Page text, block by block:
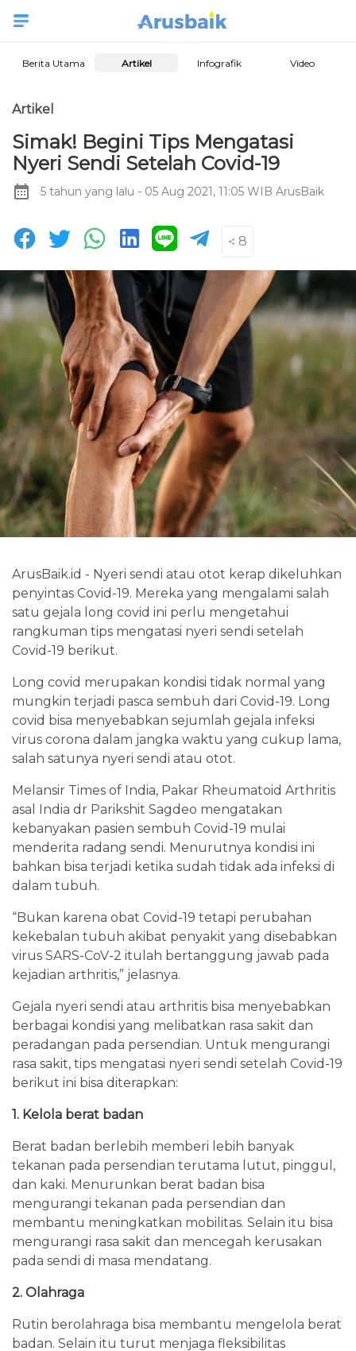
Berita Utama Artikel Infografik Video
Artikel
Simak! Begini Tips Mengatasi
Nyeri Sendi Setelah Covid-19
5 tahun yang lalu - 05 Aug 2021, 11:05 WIB ArusBaik
8
ArusBaik.id - Nyeri sendi atau otot kerap dikeluhkan
penyintas Covid-19. Mereka yang mengalami salah
satu gejala long covid ini perlu mengetahui
rangkuman tips mengatasi nyeri sendi setelah
Covid-19 berikut.
Long covid merupakan kondisi tidak normal yang
mungkin terjadi pasca sembuh dari Covid-19. Long
covid bisa menyebabkan sejumlah gejala infeksi
virus corona dalam jangka waktu yang cukup lama,
salah satunya nyeri sendi atau otot.
Melansir Times of India, Pakar Rheumatoid Arthritis
asal India dr Parikshit Sagdeo mengatakan
kebanyakan pasien sembuh Covid-19 mulai
menderita radang sendi. Menurutnya kondisi ini
bahkan bisa terjadi ketika sudah tidak ada infeksi di
dalam tubuh.
“Bukan karena obat Covid-19 tetapi perubahan
kekebalan tubuh akibat penyakit yang disebabkan
virus SARS-CoV-2 itulah bertanggung jawab pada
kejadian arthritis,” jelasnya.
Gejala nyeri sendi atau arthritis bisa menyebabkan
berbagai kondisi yang melibatkan rasa sakit dan
peradangan pada persendian. Untuk mengurangi
rasa sakit, tips mengatasi nyeri sendi setelah Covid-19
berikut ini bisa diterapkan:
1. Kelola berat badan
Berat badan berlebih memberi lebih banyak
tekanan pada persendian terutama lutut, pinggul,
dan kaki. Menurunkan berat badan bisa
mengurangi tekanan pada persendian dan
membantu meningkatkan mobilitas. Selain itu bisa
mengurangi rasa sakit dan mencegah kerusakan
pada sendi di masa mendatang.
2. Olahraga
Rutin berolahraga bisa membantu mengelola berat
badan. Selain itu turut menjaga fleksibilitas